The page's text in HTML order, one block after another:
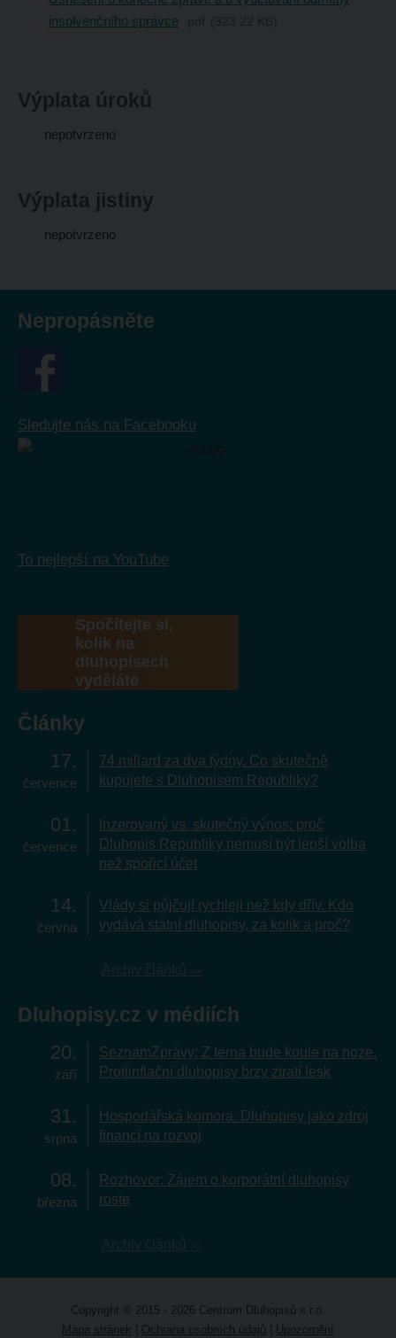
insolvenčního správce
Výplata úroků
nepotvrzeno
Výplata jistiny
nepotvrzeno
Nepropásněte
Sledujte nás na Facebooku
To nejlepší na YouTube
Spočítejte si,
kolik na
dluhopisech
vyděláte
Články
17
července
74 miliard za dva týdny. Co skutečně
kupujete s Dluhopisem Republiky?
01
července
Inzerovaný vs. skutečný výnos: proč
Dluhopis Republiky nemusí být lepší volba
než spořicí účet
14
června
Vlády si půjčují rychleji než kdy dřív. Kdo
vydává státní dluhopisy, za kolik a proč?
Dluhopisy.cz v médiích
20
září
SeznamZprávy: Z terna bude koule na noze.
Protiinflační dluhopisy brzy ztratí lesk
31
srpna
Hospodářská komora: Dluhopisy jako zdroj
financí na rozvoj
08
března
Rozhovor: Zájem o korporátní dluhopisy
roste
Copyright © 2015 - 2026 Centrum Dluhopisů s.r.o.
Mapa stránek
Ochrana osobních údajů Upozornění